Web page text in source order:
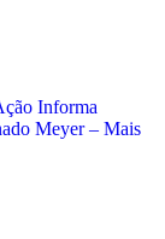
Informa
Meyer – Mais